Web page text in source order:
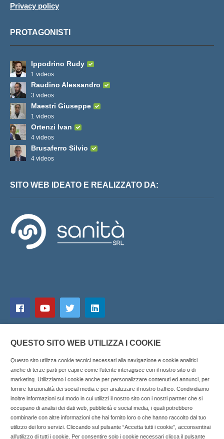
Privacy policy
PROTAGONISTI
Ippodrino Rudy
1 videos
Raudino Alessandro
3 videos
Maestri Giuseppe
1 videos
Ortenzi Ivan
4 videos
Brusaferro Silvio
4 videos
SITO WEB IDEATO E REALIZZATO DA:
Copyright © 2025 SOCIALFARMA - La piattaforma web per i
professionisti della farmacia. Tutti i diritti riservati.
Socialfarma.it è un marchio di Sanità S.r.l. Largo San
QUESTO SITO WEB UTILIZZA I COOKIE
Questo sito utilizza cookie tecnici necessari alla navigazione e cookie analitici
anche di terze parti per capire come l’utente interagisce con il nostro sito o di
marketing. Utilizziamo i cookie anche per personalizzare contenuti ed annunci, per
fornire funzionalità dei social media e per analizzare il nostro traffico. Condividiamo
inoltre informazioni sul modo in cui utilizzi il nostro sito con i nostri partner che si
occupano di analisi dei dati web, pubblicità e social media, i quali potrebbero
combinarle con altre informazioni che hai fornito loro o che hanno raccolto dal tuo
utilizzo dei loro servizi. Cliccando sul pulsante “Accetta tutti i cookie”, acconsentirai
all’utilizzo di tutti i cookie. Per consentire solo i cookie necessari clicca il pulsante